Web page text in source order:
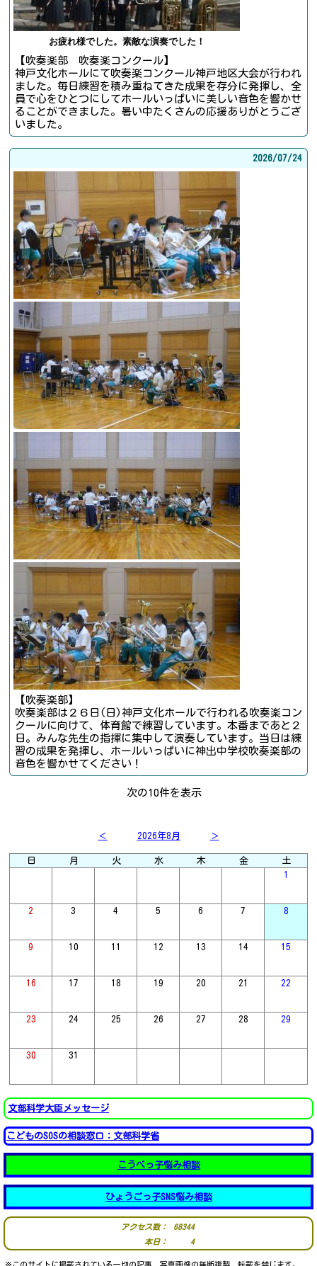
お疲れ様でした。素敵な演奏でした！
【吹奏楽部 吹奏楽コンクール】
神戸文化ホールにて吹奏楽コンクール神戸地区大会が行われ
ました。毎日練習を積み重ねてきた成果を存分に発揮し、全
員で心をひとつにしてホールいっぱいに美しい音色を響かせ
ることができました。暑い中たくさんの応援ありがとうござ
いました。
2026/07/24
【吹奏楽部】
吹奏楽部は２６日(日)神戸文化ホールで行われる吹奏楽コン
クールに向けて、体育館で練習しています。本番まであと２
日。みんな先生の指揮に集中して演奏しています。当日は練
習の成果を発揮し、ホールいっぱいに神出中学校吹奏楽部の
音色を響かせてください！
次の10件を表示
＜ 2026年8月 ＞
日 月 火 水 木 金
土
1
2 3 4 5 6 7 8
9 10 11 12 13 14 15
16 17 18 19 20 21 22
23 24 25 26 27 28 29
30 31
文部科学大臣メッセージ
こどものSOSの相談窓口：文部科学省
こうべっ子悩み相談
ひょうごっ子SNS悩み相談
アクセス数：
68344
本日：
4